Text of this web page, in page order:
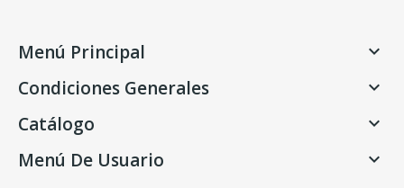
Menú Principal 
Condiciones Generales 
Catálogo 
Menú De Usuario 